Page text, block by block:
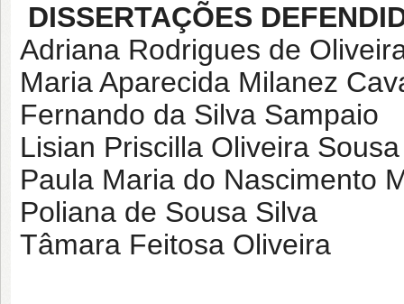
DISSERTAÇÕES
Adriana Rodrigues de
Maria Aparecida Milanez
Fernando da Silva Sampaio
Lisian Priscilla Oliveira
Paula Maria do Nascimento
Poliana de Sousa Silva
Tâmara Feitosa Oliveira